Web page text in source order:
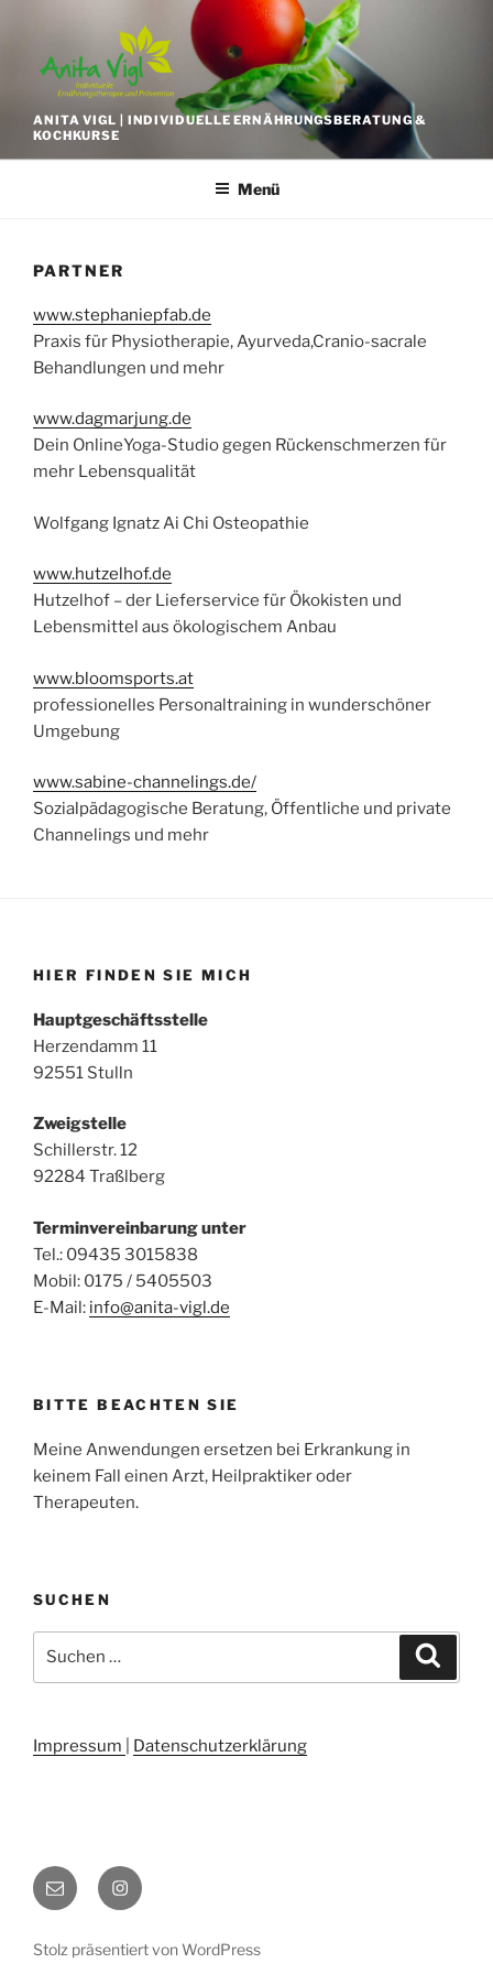
springen
ANITA VIGL | INDIVIDUELLE ERNÄHRUNGSBERATUNG &
KOCHKURSE
Menü
PARTNER
www.stephaniepfab.de
Praxis für Physiotherapie, Ayurveda,Cranio-sacrale
Behandlungen und mehr
www.dagmarjung.de
Dein OnlineYoga-Studio gegen Rückenschmerzen für
mehr Lebensqualität
Wolfgang Ignatz Ai Chi Osteopathie
www.hutzelhof.de
Hutzelhof – der Lieferservice für Ökokisten und
Lebensmittel aus ökologischem Anbau
www.bloomsports.at
professionelles Personaltraining in wunderschöner
Umgebung
www.sabine-channelings.de/
Sozialpädagogische Beratung, Öffentliche und private
Channelings und mehr
HIER FINDEN SIE MICH
Hauptgeschäftsstelle
Herzendamm 11
92551 Stulln
Zweigstelle
Schillerstr. 12
92284 Traßlberg
Terminvereinbarung unter
Tel.: 09435 3015838
Mobil: 0175 / 5405503
E-Mail: info@anita-vigl.de
BITTE BEACHTEN SIE
Meine Anwendungen ersetzen bei Erkrankung in
keinem Fall einen Arzt, Heilpraktiker oder
Therapeuten.
SUCHEN
nach:
Impressum Datenschutzerklärung
E-
Mail
Instagram
Stolz präsentiert von WordPress